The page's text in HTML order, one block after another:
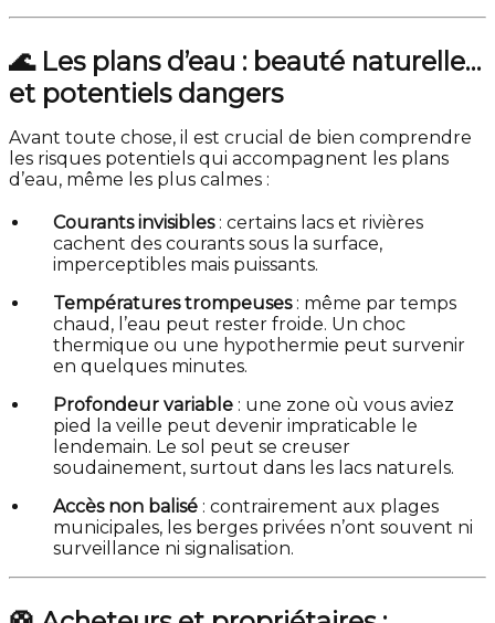
🌊 Les plans d’eau : beauté naturelle…
et potentiels dangers
Avant toute chose, il est crucial de bien comprendre
les risques potentiels qui accompagnent les plans
d’eau, même les plus calmes :
Courants invisibles: certains lacs et rivières
cachent des courants sous la surface,
imperceptibles mais puissants.
Températures trompeuses: même par temps
chaud, l’eau peut rester froide. Un choc
thermique ou une hypothermie peut survenir
en quelques minutes.
Profondeur variable : une zone où vous aviez
pied la veille peut devenir impraticable le
lendemain. Le sol peut se creuser
soudainement, surtout dans les lacs naturels.
Accès non balisé : contrairement aux plages
municipales, les berges privées n’ont souvent ni
surveillance ni signalisation.